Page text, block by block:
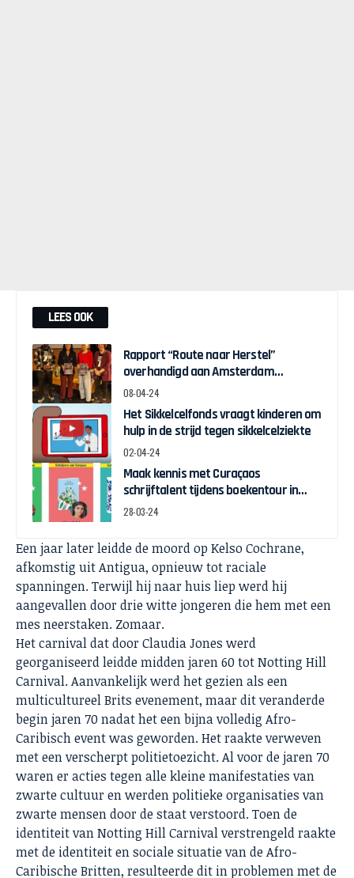
LEES OOK
Rapport “Route naar Herstel”
overhandigd aan Amsterdam
Wethouder Touria Meliani
08-04-24
Het Sikkelcelfonds vraagt kinderen om
hulp in de strijd tegen sikkelcelziekte
02-04-24
Maak kennis met Curaçaos
schrijftalent tijdens boekentour in
april
28-03-24
Een jaar later leidde de moord op Kelso Cochrane,
afkomstig uit Antigua, opnieuw tot raciale
spanningen. Terwijl hij naar huis liep werd hij
aangevallen door drie witte jongeren die hem met een
mes neerstaken. Zomaar.
Het carnival dat door Claudia Jones werd
georganiseerd leidde midden jaren 60 tot Notting Hill
Carnival. Aanvankelijk werd het gezien als een
multicultureel Brits evenement, maar dit veranderde
begin jaren 70 nadat het een bijna volledig Afro-
Caribisch event was geworden. Het raakte verweven
met een verscherpt politietoezicht. Al voor de jaren 70
waren er acties tegen alle kleine manifestaties van
zwarte cultuur en werden politieke organisaties van
zwarte mensen door de staat verstoord. Toen de
identiteit van Notting Hill Carnival verstrengeld raakte
met de identiteit en sociale situatie van de Afro-
Caribische Britten, resulteerde dit in problemen met de